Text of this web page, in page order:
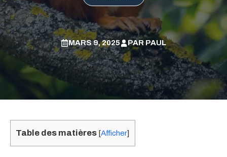
MARS 9, 2025 PARPAUL
Table des matières [Afficher]